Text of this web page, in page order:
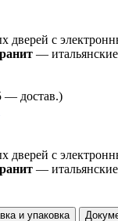
дверей с
—
— достав.)
дверей с
—
и упаковка